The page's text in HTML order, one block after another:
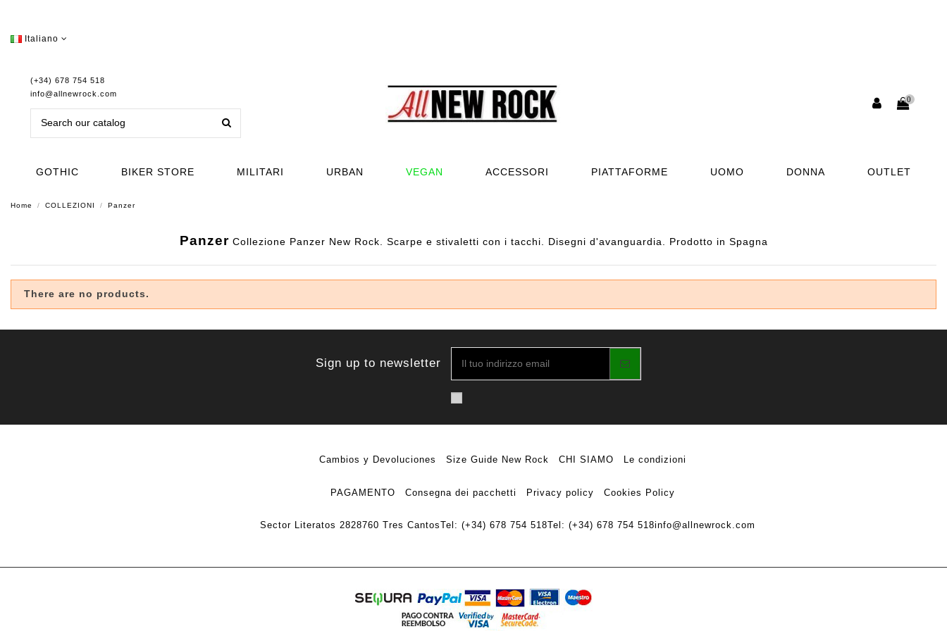
Italiano
(+34) 678 754 518
info@allnewrock.com
0
GOTHIC BIKER STORE MILITARI URBAN VEGAN ACCESSORI PIATTAFORME UOMO DONNA OUTLET
Home COLLEZIONI Panzer
PanzerCollezione Panzer New Rock. Scarpe e stivaletti con i tacchi. Disegni d'avanguardia. Prodotto in Spagna
There are no products.
Sign up to newsletter
Cambios y Devoluciones Size Guide New Rock CHI SIAMO Le condizioni
PAGAMENTO Consegna dei pacchetti Privacy policy Cookies Policy
Sector Literatos 2828760 Tres CantosTel: (+34) 678 754 518Tel: (+34) 678 754 518info@allnewrock.com